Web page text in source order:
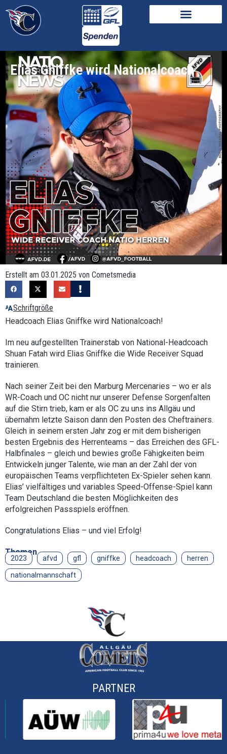
Elias Gniffke wird Nationalcoach
Erstellt am 03.01.2025 von Cometsmedia
Schriftgröße
Headcoach Elias Gniffke wird Nationalcoach!
Im neu aufgestellten Trainerstab von National-Headcoach
Shuan Fatah wird Elias Gniffke die Wide Receiver Squad
trainieren.
Nach seiner Zeit bei den Marburg Mercenaries – wo er als
WR-Coach und OC nicht nur unserer Defense Sorgenfalten
auf die Stirn trieb, kam er als OC zu uns ins Allgäu und
übernahm letzte Saison dann den Posten des Cheftrainers.
Gleich in seinem ersten Jahr zog er mit dem bisherigen
besten Ergebnis des Herrenteams – das Erreichen des GFL-
Halbfinales – gleich und bewies große Fähigkeiten beim
Entwickeln junger Talente, wie man an der Zahl der von
europäischen Teams verpflichteten Ex-Spieler sehen kann.
Elias’ vielfältiges und variables Speed-Offense-Spiel kann
Team Deutschland die besten Möglichkeiten des
erfolgreichen Passspiels eröffnen.
Congratulations Elias – und viel Erfolg!
Themen
2023 afvd gfl gniffke headcoach herren
nationalmannschaft
PARTNER